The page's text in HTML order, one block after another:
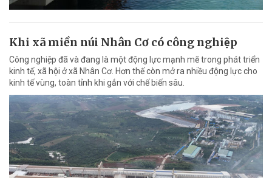
Khi xã miền núi Nhân Cơ có công nghiệp
Công nghiệp đã và đang là một động lực mạnh mẽ trong phát triển
kinh tế, xã hội ở xã Nhân Cơ. Hơn thế còn mở ra nhiều động lực cho
kinh tế vùng, toàn tỉnh khi gắn với chế biến sâu.